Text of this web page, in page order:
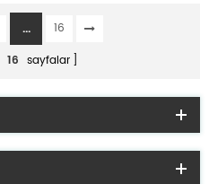
...
16
16 sayfalar